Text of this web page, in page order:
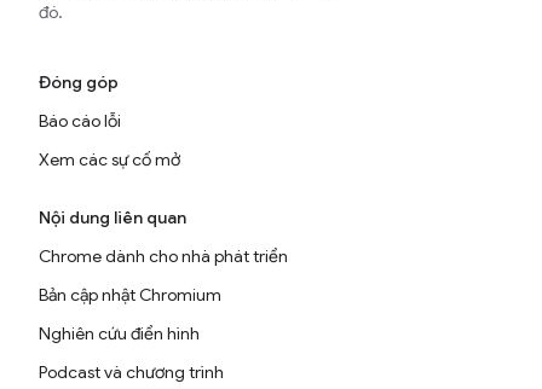
đó.
Đóng góp
Báo cáo lỗi
Xem các sự cố mở
Nội dung liên quan
Chrome dành cho nhà phát triển
Bản cập nhật Chromium
Nghiên cứu điển hình
Podcast và chương trình